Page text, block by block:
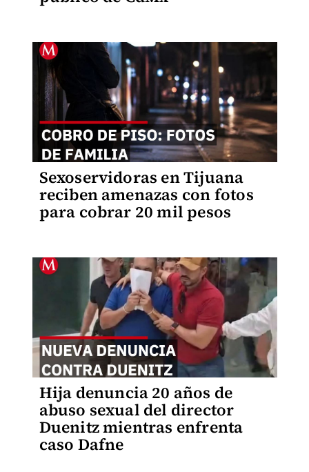
Sexoservidoras en Tijuana
reciben amenazas con fotos
para cobrar 20 mil pesos
Hija denuncia 20 años de
abuso sexual del director
Duenitz mientras enfrenta
caso Dafne